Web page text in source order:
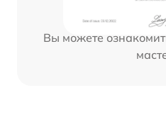
Вы можете